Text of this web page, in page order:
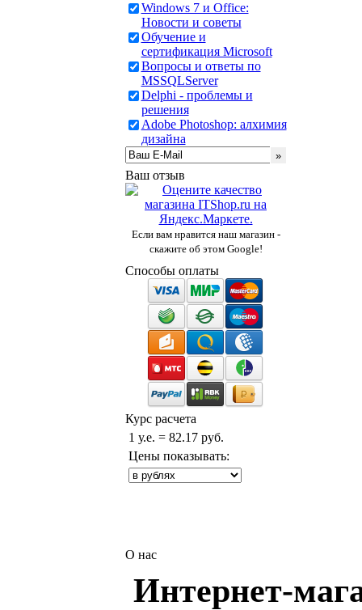
Windows 7 и Office:
Новости и советы
Обучение и
сертификация Microsoft
Вопросы и ответы по
MSSQLServer
Delphi - проблемы и
решения
Adobe Photoshop: алхимия
дизайна
Ваш отзыв
Если вам нравится наш магазин -
скажите об этом Google!
Способы оплаты
Курс расчета
1 у.е. = 82.17 руб.
Цены показывать:
О нас
Интернет-